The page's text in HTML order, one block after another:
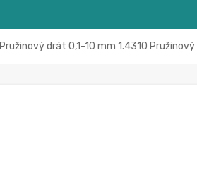
Pružinový drát 0,1-10 mm 1.4310